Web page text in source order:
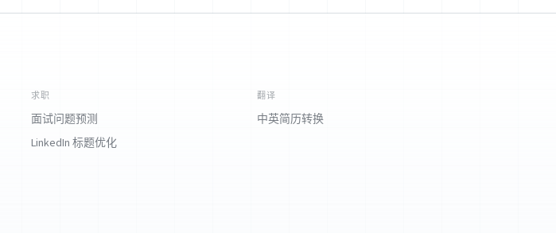
求职
面试问题预测
LinkedIn 标题优化
翻译
中英简历转换